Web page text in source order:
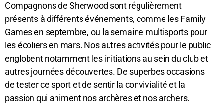
Compagnons de Sherwood sont régulièrement
présents à différents événements, comme les Family
Games en septembre, ou la semaine multisports pour
les écoliers en mars. Nos autres activités pour le public
englobent notamment les initiations au sein du club et
autres journées découvertes. De superbes occasions
de tester ce sport et de sentir la convivialité et la
passion qui animent nos archères et nos archers.